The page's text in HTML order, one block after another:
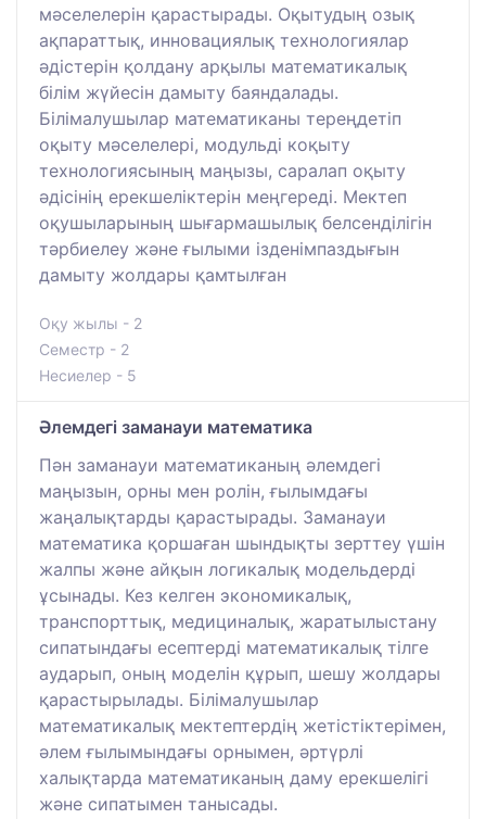
мәселелерін қарастырады. Оқытудың озық
ақпараттық, инновациялық технологиялар
әдістерін қолдану арқылы математикалық
білім жүйесін дамыту баяндалады.
Білімалушылар математиканы тереңдетіп
оқыту мәселелері, модульді коқыту
технологиясының маңызы, саралап оқыту
әдісінің ерекшеліктерін меңгереді. Мектеп
оқушыларының шығармашылық белсенділігін
тәрбиелеу және ғылыми ізденімпаздығын
дамыту жолдары қамтылған
Оқу жылы - 2
Семестр - 2
Несиелер - 5
Әлемдегі заманауи математика
Пән заманауи математиканың әлемдегі
маңызын, орны мен ролін, ғылымдағы
жаңалықтарды қарастырады. Заманауи
математика қоршаған шындықты зерттеу үшін
жалпы және айқын логикалық модельдерді
ұсынады. Кез келген экономикалық,
транспорттық, медициналық, жаратылыстану
сипатындағы есептерді математикалық тілге
аударып, оның моделін құрып, шешу жолдары
қарастырылады. Білімалушылар
математикалық мектептердің жетістіктерімен,
әлем ғылымындағы орнымен, әртүрлі
халықтарда математиканың даму ерекшелігі
және сипатымен танысады.